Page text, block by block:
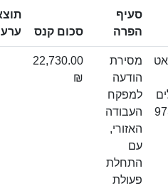
סעיף
הפרה
סכום קנס
תוצאת
ערעור
מסירת
הודעה
למפקח
העבודה
האזורי,
התחלת
פעולת
22,730.00